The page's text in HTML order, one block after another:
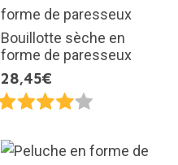
Bouillotte sèche en
forme de paresseux
28,45€